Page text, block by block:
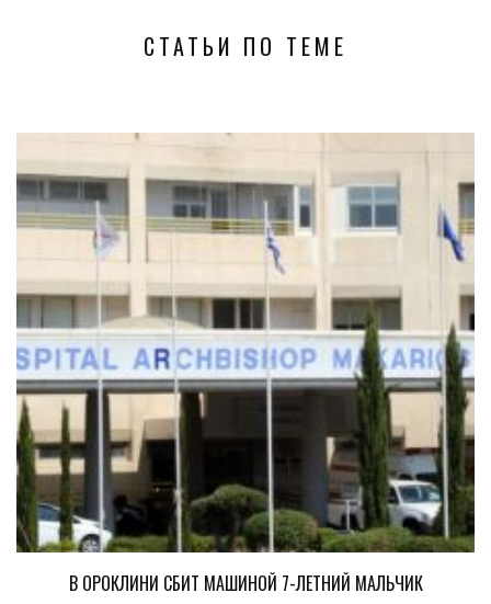
СТАТЬИ ПО ТЕМЕ
В ОРОКЛИНИ СБИТ МАШИНОЙ 7-ЛЕТНИЙ МАЛЬЧИК